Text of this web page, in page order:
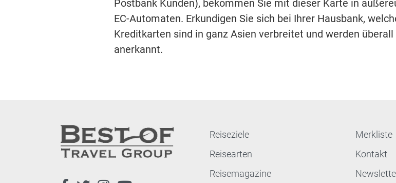
Postbank Kunden), bekommen Sie mit dieser Karte in
EC-Automaten. Erkundigen Sie sich bei Ihrer Hausbank,
Kreditkarten sind in ganz Asien verbreitet und werden
anerkannt.
Reiseziele
Reisearten
Reisemagazine
Merkliste
Kontakt